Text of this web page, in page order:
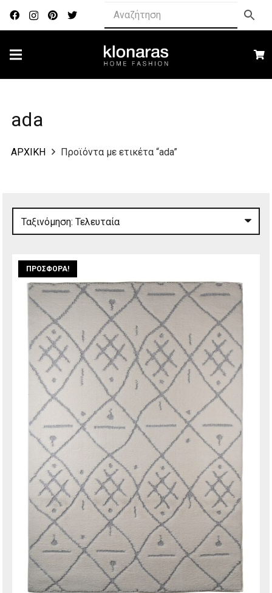
ada
ΑΡΧΙΚΗ Προϊόντα με ετικέτα “ada”
ΠΡΟΣΦΟΡΆ!